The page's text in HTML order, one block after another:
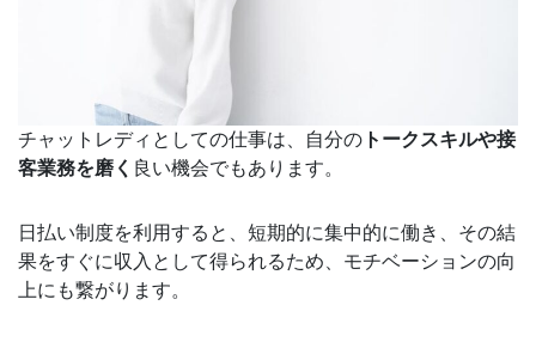
チャットレディとしての仕事は、自分の トークスキルや接
客業務を磨く 良い機会でもあります。
日払い制度を利用すると、短期的に集中的に働き、その結
果をすぐに収入として得られるため、モチベーションの向
上にも繋がります。